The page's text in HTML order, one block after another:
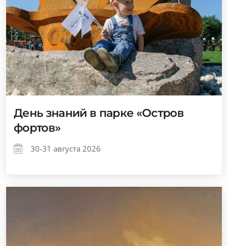
День знаний в парке «Остров
фортов»
30-31 августа 2026